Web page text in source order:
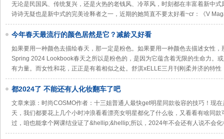
无论是民国风、传统复兴，还是火热的老钱风、冷萃风，时刻都在丰富着新中
诗诗无疑也是新中式的完美诠释者之一，近期的她简直不要太好看~cr：《V
今年春天最流行的颜色居然是它？减龄又好看
如果要用一种颜色去描绘春天，那一定是粉色。如果要用一种颜色去描述女性
Spring 2024 Lookbook春天之所以是粉色的，是因为它蕴含着无限的生命力。
有力量。而女性和花，正正是有着相似之处。舒淇xELLE三月刊刚柔并济的特性
都2024了 不能还有人化妆翻车了吧
文章来源：时尚COSMO作者：十三姐普通人最快get明星同款妆容的技巧！现
天，我们都要花上几个小时冲浪看看漂亮女明星都化了什么妆，又看看有啥同
过，咱也能拿个网课结业证了&hellip;&hellip;所以，2024年不会还有人说不会